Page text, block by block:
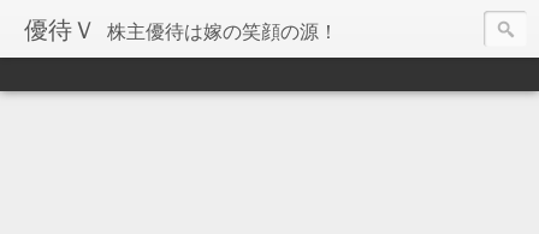
優待Ｖ 株主優待は嫁の笑顔の源！